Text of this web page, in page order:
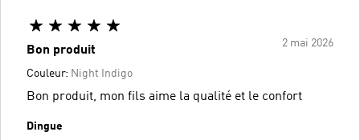
2 mai 2026
Bon produit
Couleur: Night Indigo
Bon produit, mon fils aime la qualité et le confort
Dingue